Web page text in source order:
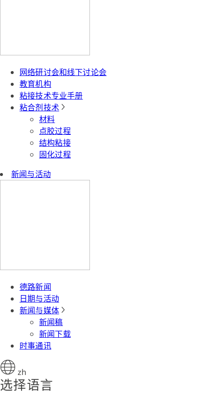
网络研讨会和线下讨论会
教育机构
粘接技术专业手册
粘合剂技术
材料
点胶过程
结构粘接
固化过程
新闻与活动
德路新闻
日期与活动
新闻与媒体
新闻稿
新闻下载
时事通讯
zh
选择语言